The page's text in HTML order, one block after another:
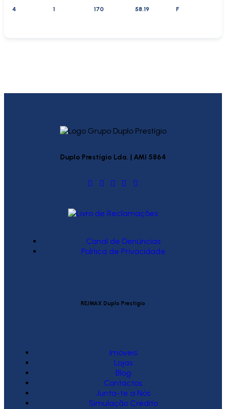
4 1 170 58.19 F
Duplo Prestígio Lda. | AMI 5864
Canal de Denúncias
Política de Privacidade
RE/MAX Duplo Prestígio
Imóveis
Lojas
Blog
Contactos
Junta-te a Nós
Simulação Crédito